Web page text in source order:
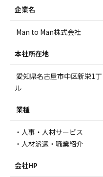
企業名
Man to Man株式会社
本社所在地
愛知県名古屋市中区新栄1
ル
業種
・人事・人材サービス
・人材派遣・職業紹介
会社HP